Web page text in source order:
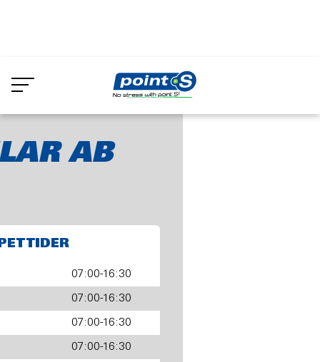
to
main
AB
07:00-16:30
07:00-16:30
07:00-16:30
07:00-16:30